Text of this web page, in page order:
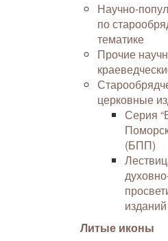
Научно-
по
тематике
Прочие
церковные
Серия
(БПП)
изданий
Литые иконы